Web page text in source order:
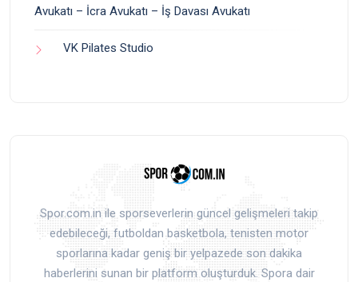
Avukatı – İcra Avukatı – İş Davası Avukatı
VK Pilates Studio
Spor.com.in ile sporseverlerin güncel gelişmeleri takip
edebileceği, futboldan basketbola, tenisten motor
sporlarına kadar geniş bir yelpazede son dakika
haberlerini sunan bir platform oluşturduk. Spora dair